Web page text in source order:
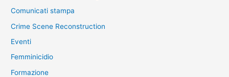
Comunicati stampa
Crime Scene Reconstruction
Eventi
Femminicidio
Formazione